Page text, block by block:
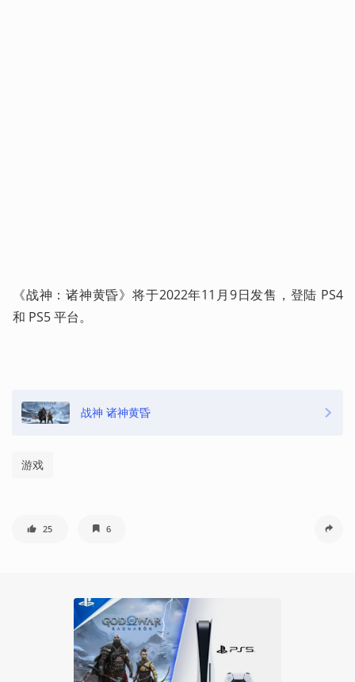
《战神：诸神黄昏》将于2022年11月9日发售，登陆 PS4
和 PS5 平台。
战神 诸神黄昏
游戏
25 6